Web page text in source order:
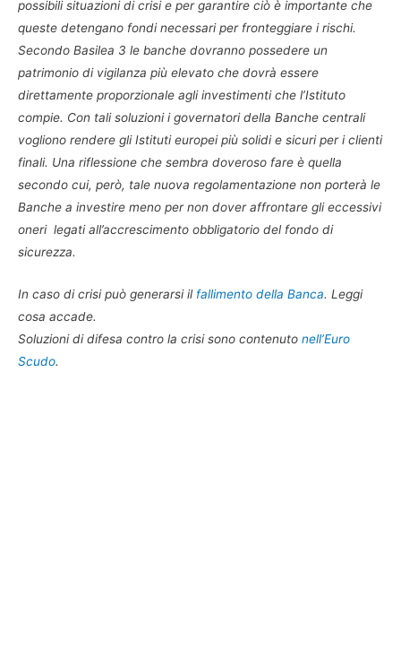
possibili situazioni di crisi e per garantire ciò è importante che
queste detengano fondi necessari per fronteggiare i rischi.
Secondo Basilea 3 le banche dovranno possedere un
patrimonio di vigilanza più elevato che dovrà essere
direttamente proporzionale agli investimenti che l’Istituto
compie. Con tali soluzioni i governatori della Banche centrali
vogliono rendere gli Istituti europei più solidi e sicuri per i clienti
finali. Una riflessione che sembra doveroso fare è quella
secondo cui, però, tale nuova regolamentazione non porterà le
Banche a investire meno per non dover affrontare gli eccessivi
oneri legati all’accrescimento obbligatorio del fondo di
sicurezza.
In caso di crisi può generarsi il fallimento della Banca. Leggi
cosa accade.
Soluzioni di difesa contro la crisi sono contenuto nell’Euro
Scudo.